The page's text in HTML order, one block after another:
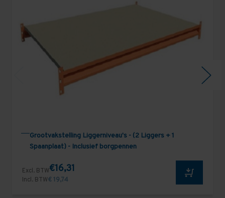
Grootvakstelling Liggerniveau's - (2 Liggers + 1
Spaanplaat) - Inclusief borgpennen
Excl. BTW€16,31
Incl. BTW€ 19,74